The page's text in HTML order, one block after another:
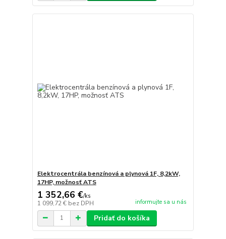
Elektrocentrála benzínová a plynová 1F, 8,2kW,
17HP, možnosť ATS
1 352,66 €/ks
1 099,72 € bez DPH informujte sa u nás
Pridať do košíka